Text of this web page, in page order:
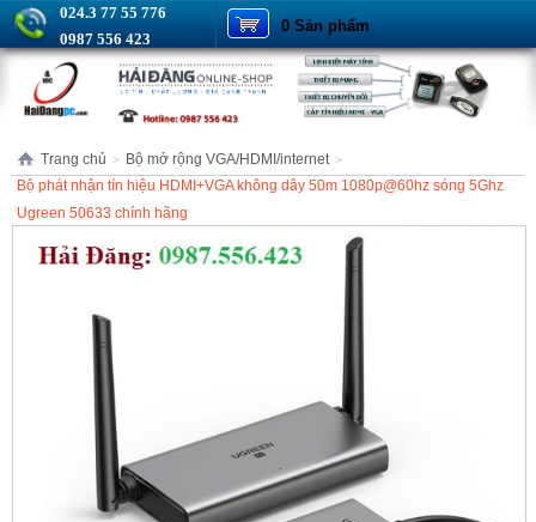
024.3 77 55 776
0987 556 423
0 Sản phẩm
Trang chủ > Bộ mở rộng VGA/HDMI/internet >
Bộ phát nhận tín hiệu HDMI+VGA không dây 50m 1080p@60hz sóng 5Ghz
Ugreen 50633 chính hãng